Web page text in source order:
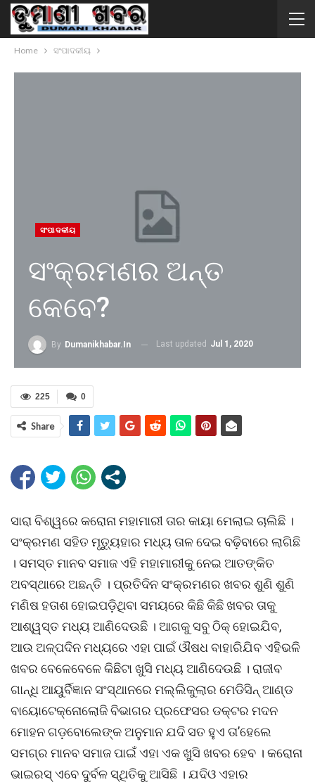
Home ସଂପାଦକୀୟ
ସଂପାଦକୀୟ
ସଂକ୍ରମଣର ଅନ୍ତ
କେବେ?
By Dumanikhabar.in Last updated Jul 1, 2020
0
225
Share
ସାରା ବିଶ୍ୱରେ କରୋନା ମହାମାରୀ ତାର କାୟା ମେଲାଇ ଚାଲିଛି ।
ସଂକ୍ରମଣ ସହିତ ମୃତ୍ୟୁହାର ମଧ୍ୟ ତାଳ ଦେଇ ବଢ଼ିବାରେ ଲାଗିଛି
। ସମସ୍ତ ମାନବ ସମାଜ ଏହି ମହାମାରୀକୁ ନେଇ ଆତଙ୍କିତ
ଅବସ୍ଥାରେ ଅଛନ୍ତି । ପ୍ରତିଦିନ ସଂକ୍ରମଣର ଖବର ଶୁଣି ଶୁଣି
ମଣିଷ ହତାଶ ହୋଇପଡ଼ିଥିବା ସମୟରେ କିଛି କିଛି ଖବର ତାକୁ
ଆଶ୍ୱସ୍ତ ମଧ୍ୟ ଆଣିଦେଉଛି । ଆଗକୁ ସବୁ ଠିକ୍ ହୋଇଯିବ,
ଆଉ ଅଳ୍ପଦିନ ମଧ୍ୟରେ ଏହା ପାଇଁ ଔଷଧ ବାହାରିଯିବ ଏହିଭଳି
ଖବର ବେଳେବେଳେ କିଛିଟା ଖୁସି ମଧ୍ୟ ଆଣିଦେଉଛି । ରାଜୀବ
ଗାନ୍ଧି ଆୟୁର୍ବିଜ୍ଞାନ ସଂସ୍ଥାନରେ ମଲ୍ଲିକୁଲାର ମେଡିସିନ୍ ଆଣ୍ଡ
ବାୟୋଟେକ୍ନୋଲୋଜି ବିଭାଗର ପ୍ରଫେସର ଡକ୍ଟର ମଦନ
ମୋହନ ଗଡ଼ବୋଲେଙ୍କ ଅନୁମାନ ଯଦି ସତ ହୁଏ ତା’ହେଲେ
ସମଗ୍ର ମାନବ ସମାଜ ପାଇଁ ଏହା ଏକ ଖୁସି ଖବର ହେବ । କରୋନା
ଭାଇରସ୍ ଏବେ ଦୁର୍ବଳ ସ୍ଥିତିକୁ ଆସିଛି । ଯଦିଓ ଏହାର